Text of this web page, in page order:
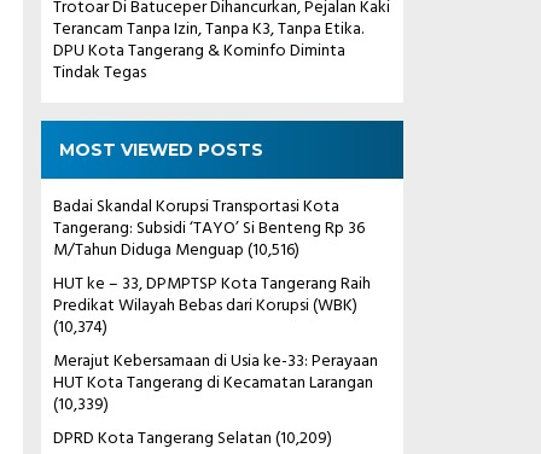
Trotoar Di Batuceper Dihancurkan, Pejalan Kaki
Terancam Tanpa Izin, Tanpa K3, Tanpa Etika.
DPU Kota Tangerang & Kominfo Diminta
Tindak Tegas
MOST VIEWED POSTS
Badai Skandal Korupsi Transportasi Kota
Tangerang: Subsidi ‘TAYO’ Si Benteng Rp 36
M/Tahun Diduga Menguap(10,516)
HUT ke – 33, DPMPTSP Kota Tangerang Raih
Predikat Wilayah Bebas dari Korupsi (WBK)
(10,374)
Merajut Kebersamaan di Usia ke-33: Perayaan
HUT Kota Tangerang di Kecamatan Larangan
(10,339)
DPRD Kota Tangerang Selatan(10,209)